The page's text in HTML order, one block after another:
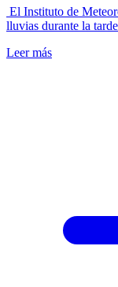
El Instituto de
lluvias durante la
Leer más